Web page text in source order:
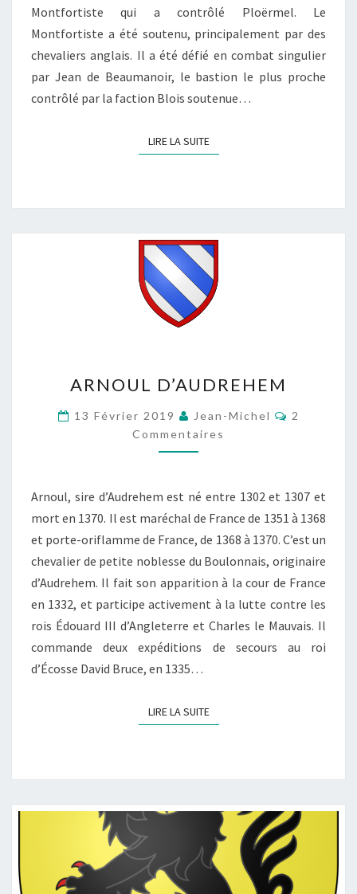
Montfortiste qui a contrôlé Ploërmel. Le
Montfortiste a été soutenu, principalement par des
chevaliers anglais. Il a été défié en combat singulier
par Jean de Beaumanoir, le bastion le plus proche
contrôlé par la faction Blois soutenue…
LIRE LA SUITELIRE LA SUITE
D’AUDREHEM
ARNOUL D’AUDREHEM
13 Février 2019 Jean-Michel
2
Commentaires
Arnoul, sire d’Audrehem est né entre 1302 et 1307 et
mort en 1370. Il est maréchal de France de 1351 à 1368
et porte-oriflamme de France, de 1368 à 1370. C’est un
chevalier de petite noblesse du Boulonnais, originaire
d’Audrehem. Il fait son apparition à la cour de France
en 1332, et participe activement à la lutte contre les
rois Édouard III d’Angleterre et Charles le Mauvais. Il
commande deux expéditions de secours au roi
d’Écosse David Bruce, en 1335…
LIRE LA SUITELIRE LA SUITE